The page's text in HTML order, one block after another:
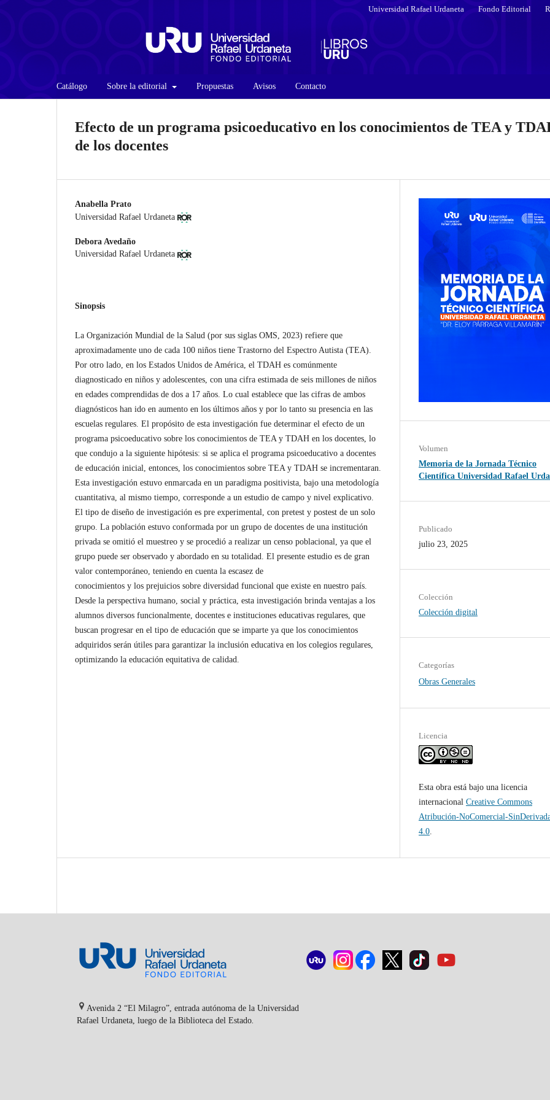
Catálogo Sobre la editorial Propuestas Avisos Contacto
Universidad Rafael Urdaneta Fondo Editorial
Efecto de un programa psicoeducativo en los conocimientos de TEA y
de los docentes
Anabella Prato
Universidad Rafael Urdaneta
Debora Avedaño
Universidad Rafael Urdaneta
Sinopsis
La Organización Mundial de la Salud (por sus siglas OMS, 2023) refiere que
aproximadamente uno de cada 100 niños tiene Trastorno del Espectro Autista (TEA).
Por otro lado, en los Estados Unidos de América, el TDAH es comúnmente
diagnosticado en niños y adolescentes, con una cifra estimada de seis millones de niños
en edades comprendidas de dos a 17 años. Lo cual establece que las cifras de ambos
diagnósticos han ido en aumento en los últimos años y por lo tanto su presencia en las
escuelas regulares. El propósito de esta investigación fue determinar el efecto de un
programa psicoeducativo sobre los conocimientos de TEA y TDAH en los docentes, lo
que condujo a la siguiente hipótesis: si se aplica el programa psicoeducativo a docentes
de educación inicial, entonces, los conocimientos sobre TEA y TDAH se incrementaran.
Esta investigación estuvo enmarcada en un paradigma positivista, bajo una metodología
cuantitativa, al mismo tiempo, corresponde a un estudio de campo y nivel explicativo.
El tipo de diseño de investigación es pre experimental, con pretest y postest de un solo
grupo. La población estuvo conformada por un grupo de docentes de una institución
privada se omitió el muestreo y se procedió a realizar un censo poblacional, ya que el
grupo puede ser observado y abordado en su totalidad. El presente estudio es de gran
valor contemporáneo, teniendo en cuenta la escasez de
conocimientos y los prejuicios sobre diversidad funcional que existe en nuestro país.
Desde la perspectiva humano, social y práctica, esta investigación brinda ventajas a los
alumnos diversos funcionalmente, docentes e instituciones educativas regulares, que
buscan progresar en el tipo de educación que se imparte ya que los conocimientos
adquiridos serán útiles para garantizar la inclusión educativa en los colegios regulares,
optimizando la educación equitativa de calidad.
Volumen
Memoria de la Jornada Técnico
Científica Universidad Rafael
Publicado
julio 23, 2025
Colección
Colección digital
Categorías
Obras Generales
Licencia
Esta obra está bajo una licencia
internacional Creative Commons
Atribución-NoComercial-
4.0.
Avenida 2 “El Milagro”, entrada autónoma de la Universidad
Rafael Urdaneta, luego de la Biblioteca del Estado.